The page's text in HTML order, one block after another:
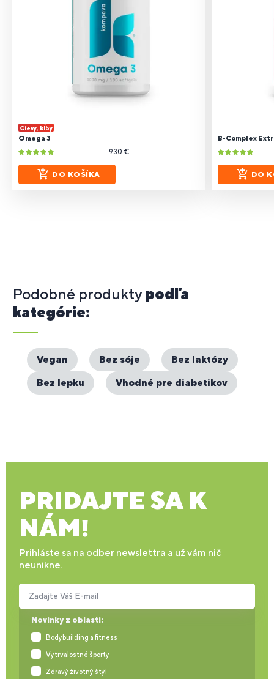
Cievy, kĺby
Omega 3
9.30 €
DO KOŠÍKA
B-Complex
DO
Podobné produktypodľa
kategórie:
Vegan Bez sóje
Bez laktózy
Bez lepku
Vhodné pre diabetikov
PRIDAJTE SA K
NÁM!
Prihláste sa na odber newslettra a už vám nič
neunikne.
Novinky z oblasti:
Bodybuilding a fitness
Vytrvalostné športy
Zdravý životný štýl
Zadajte Váš E-mail